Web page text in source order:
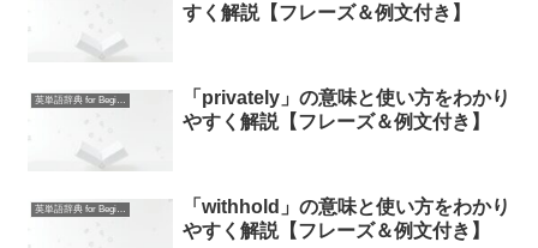
すく解説【フレーズ＆例文付き】
英単語辞典 for Beginners
「privately」の意味と使い方をわかり
やすく解説【フレーズ＆例文付き】
英単語辞典 for Beginners
「withhold」の意味と使い方をわかり
やすく解説【フレーズ＆例文付き】